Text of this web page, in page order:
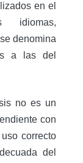
en el
denomina
a las del
no es un
con
correcto
del